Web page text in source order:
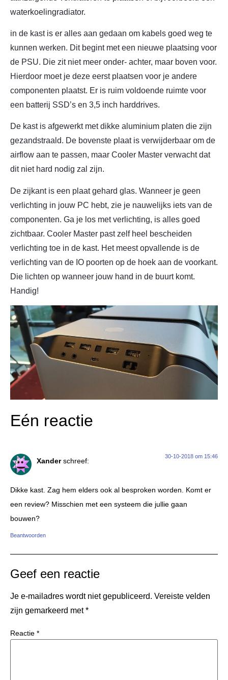
waterkoelingradiator.
in de kast is er alles aan gedaan om kabels goed weg te
kunnen werken. Dit begint met een nieuwe plaatsing voor
de PSU. Die zit niet meer onder- achter, maar boven voor.
Hierdoor moet je deze eerst plaatsen voor je andere
componenten plaatst. Er is ruim voldoende ruimte voor
een batterij SSD’s en 3,5 inch harddrives.
De kast is afgewerkt met dikke aluminium platen die zijn
gezandstraald. De bovenste plaat is verwijderbaar om de
airflow aan te passen, maar Cooler Master verwacht dat
dit niet hard nodig zal zijn.
De zijkant is een plaat gehard glas. Wanneer je geen
verlichting in jouw PC hebt, zie je nauwelijks iets van de
componenten. Ga je los met verlichting, is alles goed
zichtbaar. Cooler Master past zelf heel bescheiden
verlichting toe in de kast. Het meest opvallende is de
verlichting van de IO poorten op de hoek aan de voorkant.
Die lichten op wanneer jouw hand in de buurt komt.
Handig!
Eén reactie
Xander schreef:
30-10-2018 om 15:46
Dikke kast. Zag hem elders ook al besproken worden. Komt er
een review? Misschien met een systeem die jullie gaan
bouwen?
Beantwoorden
Geef een reactie
Je e-mailadres wordt niet gepubliceerd. Vereiste velden
zijn gemarkeerd met*
Reactie *